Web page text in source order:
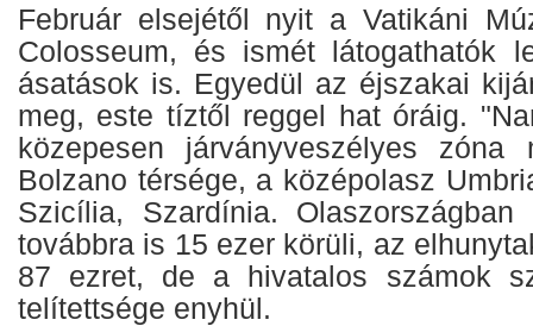
Február elsejétől nyit a Vatikáni
Colosseum, és ismét látogathatók
ásatások is. Egyedül az éjszakai
meg, este tíztől reggel hat óráig.
közepesen járványveszélyes
Bolzano térsége, a középolasz
Szicília, Szardínia.
továbbra is 15 ezer körüli, az
87 ezret, de a hivatalos számok
telítettsége enyhül.